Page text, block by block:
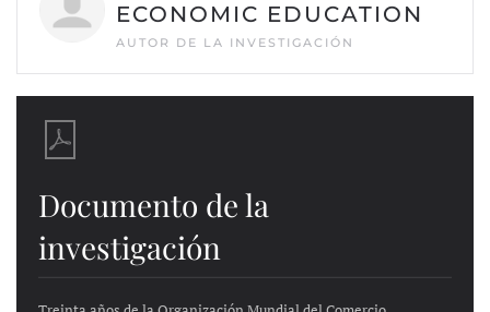
ECONOMIC EDUCATION
AUTOR DE LA INVESTIGACIÓN
Documento de la
investigación